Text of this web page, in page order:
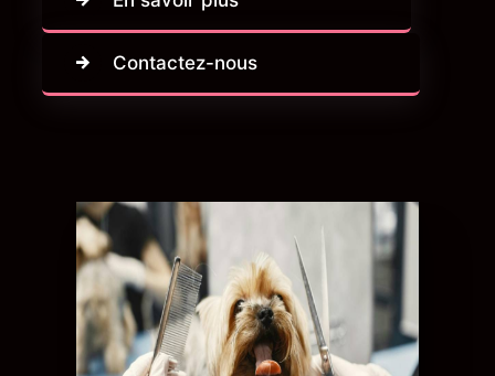
Contactez-nous